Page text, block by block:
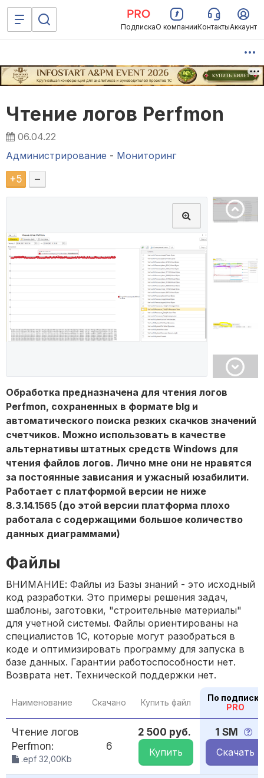
ПодпискаО компанииКонтактыАккаунт
Чтение логов Perfmon
06.04.22
Администрирование - Мониторинг
+5 –
Обработка предназначена для чтения логов
Perfmon, сохраненных в формате blg и
автоматического поиска резких скачков значений
счетчиков. Можно использовать в качестве
альтернативы штатных средств Windows для
чтения файлов логов. Лично мне они не нравятся
за постоянные зависания и ужасный юзабилити.
Работает с платформой версии не ниже
8.3.14.1565 (до этой версии платформа плохо
работала с содержащими большое количество
данных диаграммами)
Файлы
ВНИМАНИЕ: Файлы из Базы знаний - это исходный
код разработки. Это примеры решения задач,
шаблоны, заготовки, "строительные материалы"
для учетной системы. Файлы ориентированы на
специалистов 1С, которые могут разобраться в
коде и оптимизировать программу для запуска в
базе данных. Гарантии работоспособности нет.
Возврата нет. Технической поддержки нет.
Наименование Скачано Купить файл
По подписке
PRO
Чтение логов
Perfmon:
.epf 32,00Kb
6
2 500 руб.
Купить
1 SM
Скачать